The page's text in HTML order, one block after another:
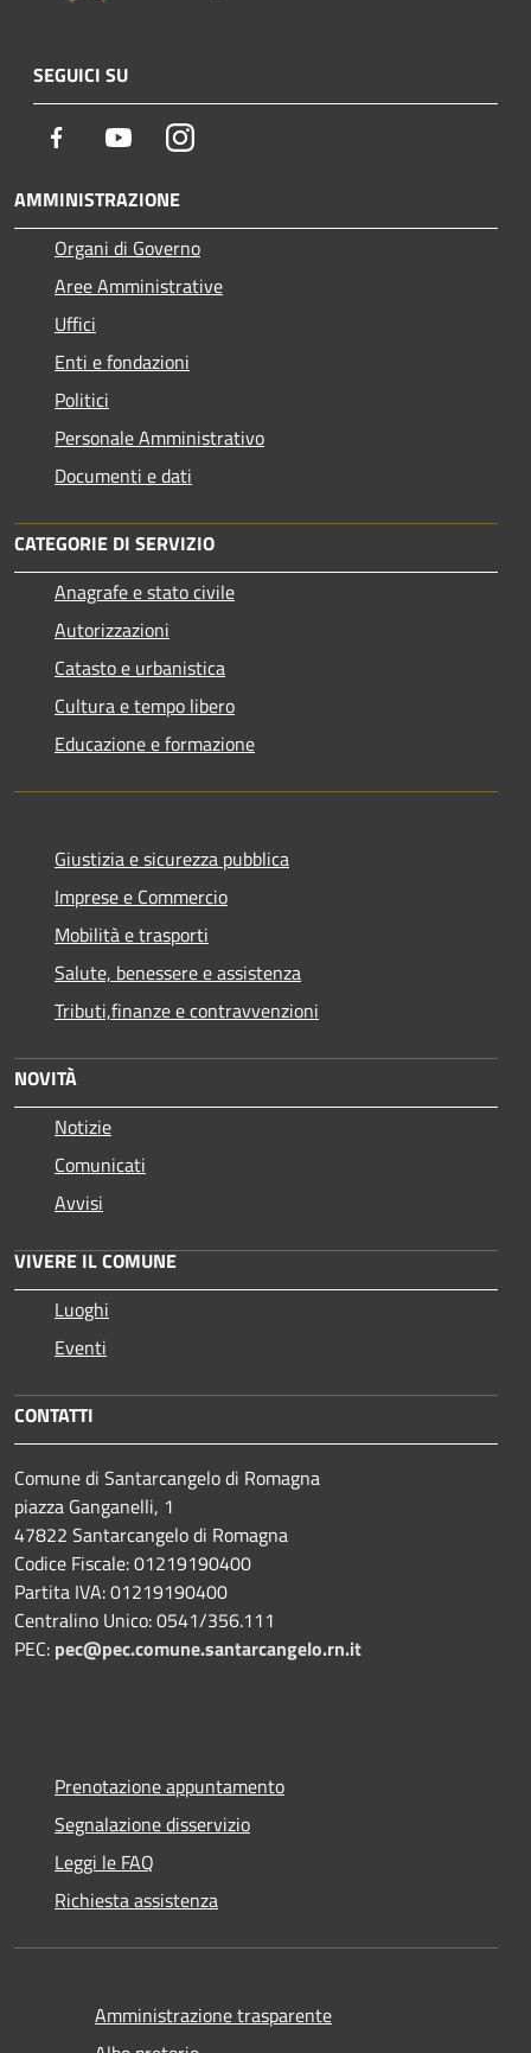
SEGUICI SU
Facebook YoutubeInstagram
AMMINISTRAZIONE
Organi di Governo
Aree Amministrative
Uffici
Enti e fondazioni
Politici
Personale Amministrativo
Documenti e dati
CATEGORIE DI SERVIZIO
Anagrafe e stato civile
Autorizzazioni
Catasto e urbanistica
Cultura e tempo libero
Educazione e formazione
Giustizia e sicurezza pubblica
Imprese e Commercio
Mobilità e trasporti
Salute, benessere e assistenza
Tributi,finanze e contravvenzioni
NOVITÀ
Notizie
Comunicati
Avvisi
VIVERE IL COMUNE
Luoghi
Eventi
CONTATTI
Comune di Santarcangelo di Romagna
piazza Ganganelli, 1
47822 Santarcangelo di Romagna
Codice Fiscale: 01219190400
Partita IVA: 01219190400
Centralino Unico: 0541/356.111
PEC: pec@pec.comune.santarcangelo.rn.it
Prenotazione appuntamento
Segnalazione disservizio
Leggi le FAQ
Richiesta assistenza
Amministrazione trasparente